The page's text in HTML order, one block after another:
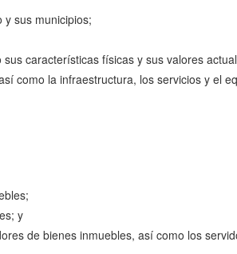
sus municipios;
características físicas y sus valores
como la infraestructura, los servicios y el
y
de bienes inmuebles, así como los